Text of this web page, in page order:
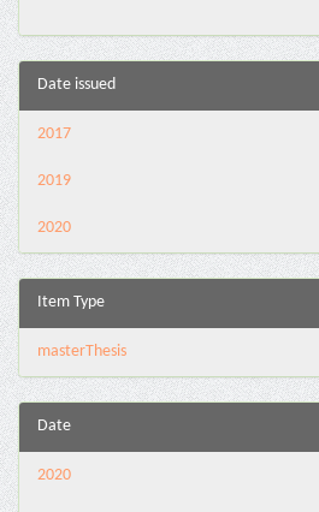
Date issued
2017
2019
2020
Item Type
masterThesis
Date
2020